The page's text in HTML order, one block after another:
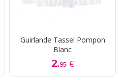
Guirlande Tassel Pompon
Blanc
2.95 €